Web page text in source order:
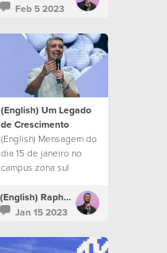
Feb 5 2023
(English) Um Legado
de Crescimento
(English) Mensagem do
dia 15 de janeiro no
campus zona sul
(English) Raphael Galante
Jan 15 2023